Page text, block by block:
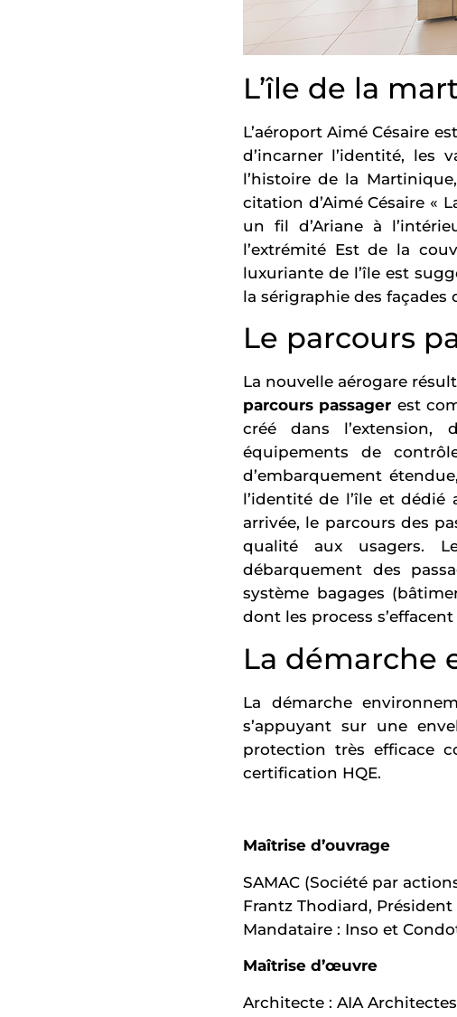
L’île de la
L’aéroport Aimé Césaire
d’incarner l’identité, les
l’histoire de la
citation d’Aimé Césaire «
un fil d’Ariane à
l’extrémité Est de la
luxuriante de l’île est
la sérigraphie des façades
Le parcours
La nouvelle aérogare
parcours passager est
créé dans l’extension,
équipements de
d’embarquement
l’identité de l’île et
arrivée, le parcours des
qualité aux usagers.
débarquement des
système bagages
dont les process
La démarche
La démarche
s’appuyant sur une
protection très efficace
certification HQE.
Maîtrise d’ouvrage
SAMAC (Société par
Frantz Thodiard,
Mandataire : Inso et
Maîtrise d’œuvre
Architecte : AIA Architectes